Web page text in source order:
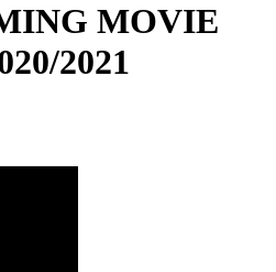
MOVIE
2021